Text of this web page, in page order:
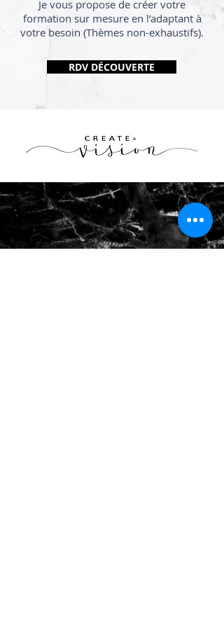
Je vous propose de créer votre
formation sur mesure en l’adaptant à
votre besoin (Thèmes non-exhaustifs).
RDV DÉCOUVERTE
Formation Sur-Mesure